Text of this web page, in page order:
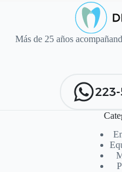
Más de 25 años